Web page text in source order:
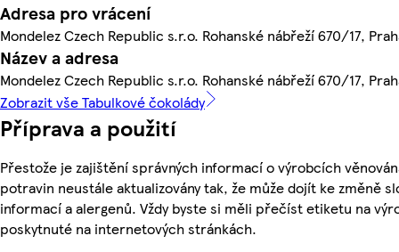
Adresa pro vrácení
Mondelez Czech Republic s.r.o. Rohanské nábřeží 670/17,
Název a adresa
Mondelez Czech Republic s.r.o. Rohanské nábřeží 670/17,
Zobrazit vše Tabulkové čokolády
Příprava a použití
Přestože je zajištění správných informací o výrobcích
potravin neustále aktualizovány tak, že může dojít ke změně
informací a alergenů. Vždy byste si měli přečíst etiketu na
poskytnuté na internetových stránkách.